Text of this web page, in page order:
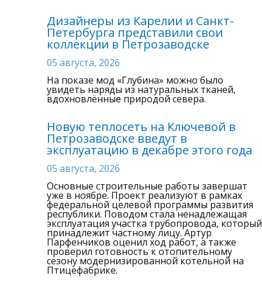
Дизайнеры из Карелии и Санкт-
Петербурга представили свои
коллекции в Петрозаводске
05 августа, 2026
На показе мод «Глубина» можно было
увидеть наряды из натуральных тканей,
вдохновлённые природой севера.
Новую теплосеть на Ключевой в
Петрозаводске введут в
эксплуатацию в декабре этого года
05 августа, 2026
Основные строительные работы завершат
уже в ноябре. Проект реализуют в рамках
федеральной целевой программы развития
республики. Поводом стала ненадлежащая
эксплуатация участка трубопровода, который
принадлежит частному лицу. Артур
Парфенчиков оценил ход работ, а также
проверил готовность к отопительному
сезону модернизированной котельной на
Птицефабрике.